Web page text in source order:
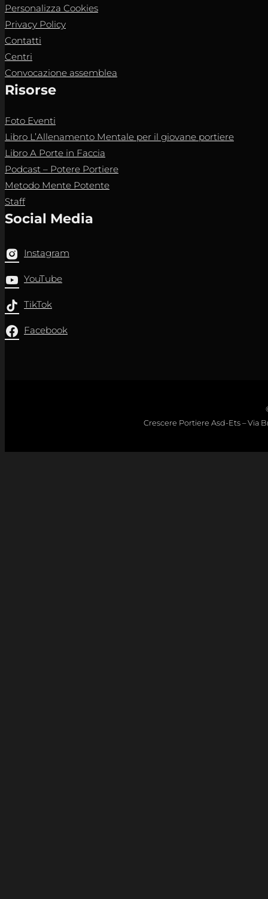
Personalizza Cookies
Privacy Policy
Contatti
Centri
Convocazione assemblea
Risorse
Foto Eventi
Libro L’Allenamento Mentale per il giovane portiere
Libro A Porte in Faccia
Podcast – Potere Portiere
Metodo Mente Potente
Staff
Social Media
Instagram
YouTube
TikTok
Facebook
Crescere Portiere Asd-Ets – Via